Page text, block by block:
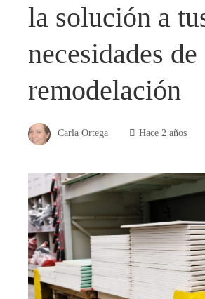
la solución a
necesidades de
remodelación
Carla Ortega Hace 2 años